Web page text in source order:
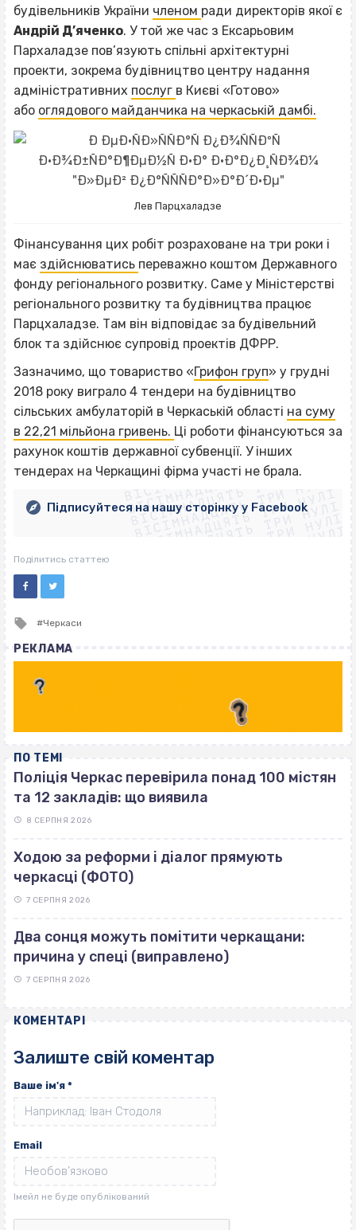
будівельників України членом ради директорів якої є
Андрій Д’яченко. У той же час з Ексарьовим
Пархаладзе пов’язують спільні архітектурні
проекти, зокрема будівництво центру надання
адміністративних послуг в Києві «Готово»
або оглядового майданчика на черкаській дамбі.
Лев Парцхаладзе
Фінансування цих робіт розраховане на три роки і
має здійснюватись переважно коштом Державного
фонду регіонального розвитку. Саме у Міністерстві
регіонального розвитку та будівництва працює
Парцхаладзе. Там він відповідає за будівельний
блок та здійснює супровід проектів ДФРР.
Зазначимо, що товариство «Грифон груп» у грудні
2018 року виграло 4 тендери на будівництво
сільських амбулаторій в Черкаській області на суму
в 22,21 мільйона гривень. Ці роботи фінансуються за
рахунок коштів державної субвенції. У інших
тендерах на Черкащині фірма участі не брала.
ВІСІМНАДЦЯТЬ ТРИ НУЛІ
ВІСІМНАДЦЯТЬ ТРИ НУЛІ
ВІСІМНАДЦЯТЬ ТРИ НУЛІ
ВІСІМНАДЦЯТЬ ТРИ НУЛІ
ВІСІМНАДЦЯТЬ ТРИ НУЛІ
ВІСІМНАДЦЯТЬ ТРИ НУЛІ
ВІСІМНАДЦЯТЬ ТРИ НУЛІ
ВІСІМНАДЦЯТЬ ТРИ НУЛІ
Підписуйтеся на нашу сторінку у Facebook
Поділитись статтею
Tagged
Черкаси
РЕКЛАМА
ПО ТЕМІ
Поліція Черкас перевірила понад 100 містян
та 12 закладів: що виявила
8 СЕРПНЯ 2026
Ходою за реформи і діалог прямують
черкасці (ФОТО)
7 СЕРПНЯ 2026
Два сонця можуть помітити черкащани:
причина у спеці (виправлено)
7 СЕРПНЯ 2026
КОМЕНТАРІ
Залиште свій коментар
Ваше ім'я *
Email